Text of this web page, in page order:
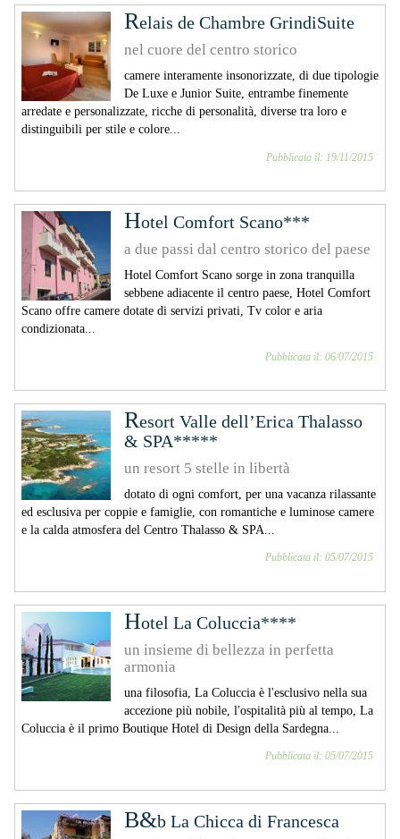
Relais de Chambre GrindiSuite
nel cuore del centro storico
camere interamente insonorizzate, di due tipologie
De Luxe e Junior Suite, entrambe finemente
arredate e personalizzate, ricche di personalità, diverse tra loro e
distinguibili per stile e colore...
Pubblicata il: 19/11/2015
Hotel Comfort Scano***
a due passi dal centro storico del paese
Hotel Comfort Scano sorge in zona tranquilla
sebbene adiacente il centro paese, Hotel Comfort
Scano offre camere dotate di servizi privati, Tv color e aria
condizionata...
Pubblicata il: 06/07/2015
Resort Valle dell’Erica Thalasso
& SPA*****
un resort 5 stelle in libertà
dotato di ogni comfort, per una vacanza rilassante
ed esclusiva per coppie e famiglie, con romantiche e luminose camere
e la calda atmosfera del Centro Thalasso & SPA...
Pubblicata il: 05/07/2015
Hotel La Coluccia****
un insieme di bellezza in perfetta
armonia
una filosofia, La Coluccia è l'esclusivo nella sua
accezione più nobile, l'ospitalità più al tempo, La
Coluccia è il primo Boutique Hotel di Design della Sardegna...
Pubblicata il: 05/07/2015
B&b La Chicca di Francesca